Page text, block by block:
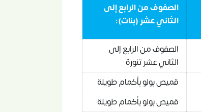
الصفوف من الرابع إلى
الثاني عشر (بنات):
الصفوف من الرابع إلى
الثاني عشر تنورة
قميص بولو بأكمام طويلة
قميص بولو بأكمام طويلة